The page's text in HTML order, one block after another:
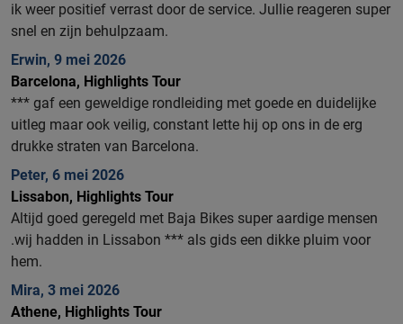
ik weer positief verrast door de service. Jullie reageren super
snel en zijn behulpzaam.
Erwin, 9 mei 2026
Barcelona, Highlights Tour
*** gaf een geweldige rondleiding met goede en duidelijke
uitleg maar ook veilig, constant lette hij op ons in de erg
drukke straten van Barcelona.
Peter, 6 mei 2026
Lissabon, Highlights Tour
Altijd goed geregeld met Baja Bikes super aardige mensen
.wij hadden in Lissabon *** als gids een dikke pluim voor
hem.
Mira, 3 mei 2026
Athene, Highlights Tour